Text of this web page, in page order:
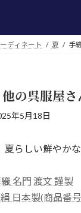
ディネート 夏 手
他の呉服屋
年5月18日
らしい鮮やかな
名門 渡文 謹製
日本製(商品番